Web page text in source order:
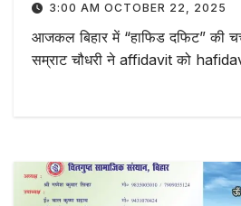
3:00 AM OCTOBER 22, 2025
आजकल बिहार में “हाफिड दफिट” की
सम्राट चौधरी ने affidavit को